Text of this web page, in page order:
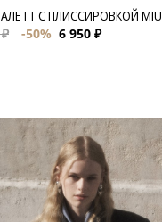
С ПЛИССИРОВКОЙ MIU
-50% 6 950 ₽